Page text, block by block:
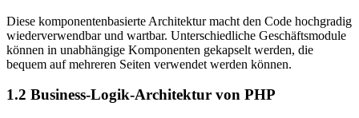
Diese komponentenbasierte Architektur macht den Code hochgradig
wiederverwendbar und wartbar. Unterschiedliche Geschäftsmodule
können in unabhängige Komponenten gekapselt werden, die
bequem auf mehreren Seiten verwendet werden können.
1.2 Business-Logik-Architektur von PHP